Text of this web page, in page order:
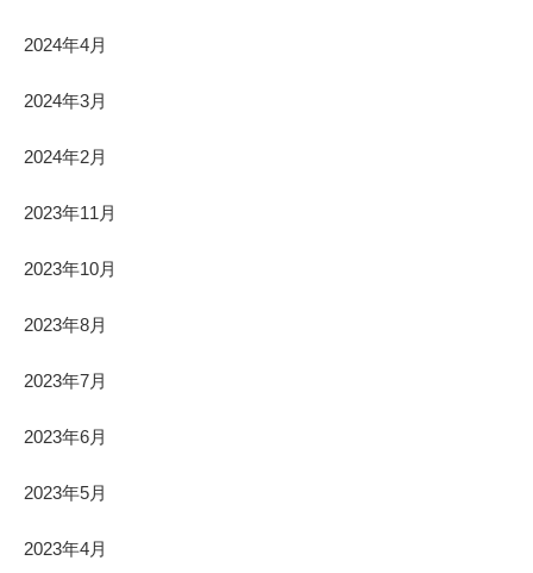
2024年4月
2024年3月
2024年2月
2023年11月
2023年10月
2023年8月
2023年7月
2023年6月
2023年5月
2023年4月